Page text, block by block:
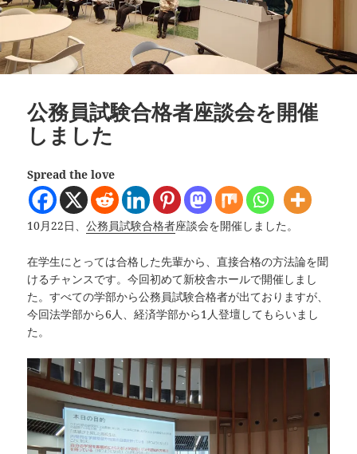
公務員試験合格者座談会を開催
しました
Spread the love
10月22日、公務員試験合格者座談会を開催しました。
在学生にとっては合格した先輩から、直接合格の方法論を聞
けるチャンスです。今回初めて新校舎ホールで開催しまし
た。すべての学部から公務員試験合格者が出ておりますが、
今回法学部から6人、経済学部から1人登壇してもらいまし
た。